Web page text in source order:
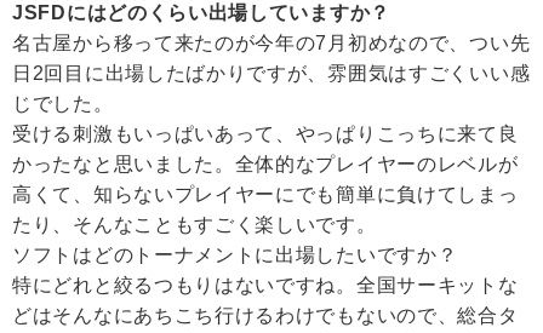
JSFDにはどのくらい出場していますか？
名古屋から移って来たのが今年の7月初めなので、つい先
日2回目に出場したばかりですが、雰囲気はすごくいい感
じでした。
受ける刺激もいっぱいあって、やっぱりこっちに来て良
かったなと思いました。全体的なプレイヤーのレベルが
高くて、知らないプレイヤーにでも簡単に負けてしまっ
たり、そんなこともすごく楽しいです。
ソフトはどのトーナメントに出場したいですか？
特にどれと絞るつもりはないですね。全国サーキットな
どはそんなにあちこち行けるわけでもないので、総合タ